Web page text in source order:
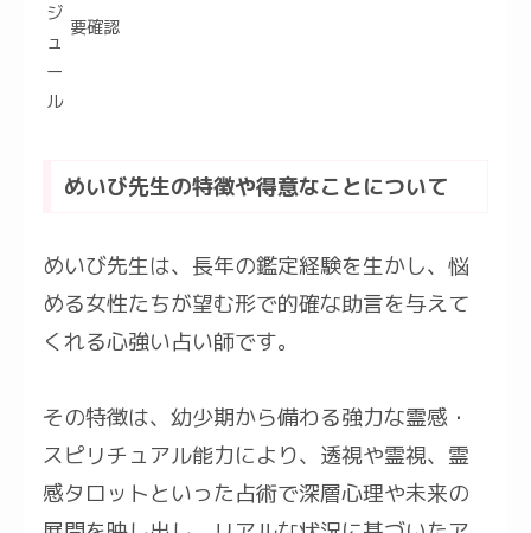
ジ
ュ
ー
ル
要確認
めいび先生の特徴や得意なことについて
めいび先生は、長年の鑑定経験を生かし、悩
める女性たちが望む形で的確な助言を与えて
くれる心強い占い師です。
その特徴は、幼少期から備わる強力な霊感・
スピリチュアル能力により、透視や霊視、霊
感タロットといった占術で深層心理や未来の